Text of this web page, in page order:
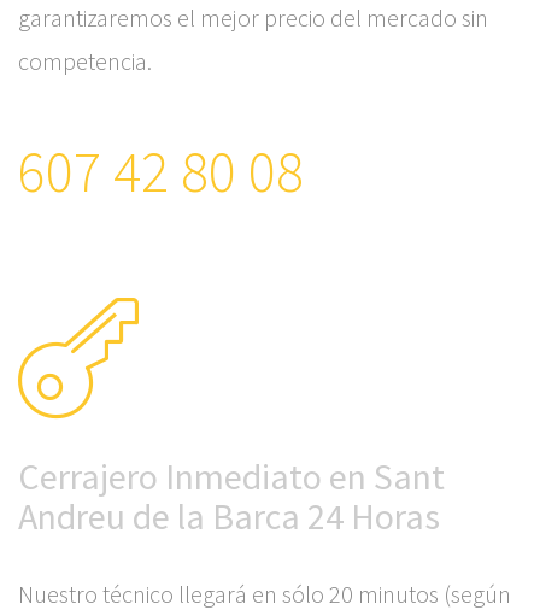
garantizaremos el mejor precio del mercado sin
competencia.
607 42 80 08
Cerrajero Inmediato en Sant
Andreu de la Barca 24 Horas
Nuestro técnico llegará en sólo 20 minutos (según